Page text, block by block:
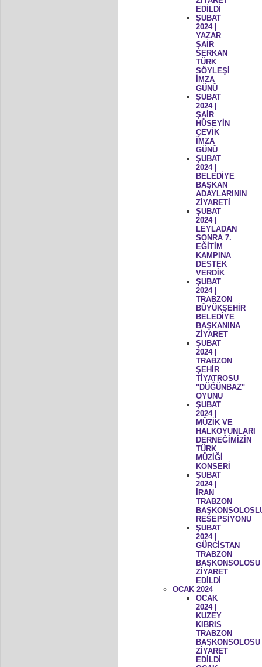
EDİLDİ
ŞUBAT
2024 |
YAZAR
ŞAİR
SERKAN
TÜRK
SÖYLEŞİ
İMZA
GÜNÜ
ŞUBAT
2024 |
ŞAİR
HÜSEYİN
ÇEVİK
İMZA
GÜNÜ
ŞUBAT
2024 |
BELEDİYE
BAŞKAN
ADAYLARININ
ZİYARETİ
ŞUBAT
2024 |
LEYLADAN
SONRA 7.
EĞİTİM
KAMPINA
DESTEK
VERDİK
ŞUBAT
2024 |
TRABZON
BÜYÜKŞEHİR
BELEDİYE
BAŞKANINA
ZİYARET
ŞUBAT
2024 |
TRABZON
ŞEHİR
TİYATROSU
"DÜĞÜNBAZ"
OYUNU
ŞUBAT
2024 |
MÜZİK VE
HALKOYUNLARI
DERNEĞİMİZİN
TÜRK
MÜZİĞİ
KONSERİ
ŞUBAT
2024 |
İRAN
TRABZON
RESEPSİYONU
ŞUBAT
2024 |
GÜRCİSTAN
TRABZON
BAŞKONSOLOSU
ZİYARET
EDİLDİ
OCAK 2024
OCAK
2024 |
KUZEY
KIBRIS
TRABZON
BAŞKONSOLOSU
ZİYARET
EDİLDİ